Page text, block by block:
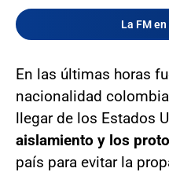
La FM
En las últimas horas
nacionalidad
llegar de los Estados
aislamiento y los
país para evitar la